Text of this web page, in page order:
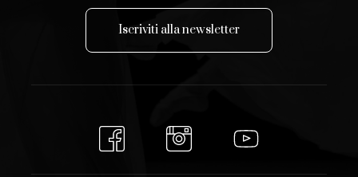
Iscriviti allanewsletter